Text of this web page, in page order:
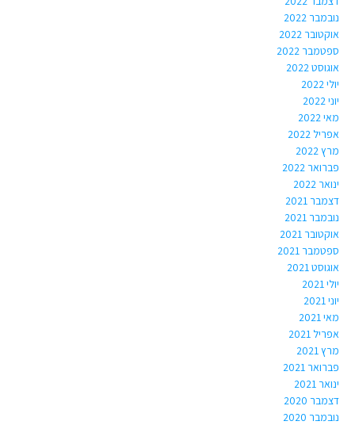
נובמבר 2022
אוקטובר 2022
ספטמבר 2022
אוגוסט 2022
יולי 2022
יוני 2022
מאי 2022
אפריל 2022
מרץ 2022
פברואר 2022
ינואר 2022
דצמבר 2021
נובמבר 2021
אוקטובר 2021
ספטמבר 2021
אוגוסט 2021
יולי 2021
יוני 2021
מאי 2021
אפריל 2021
מרץ 2021
פברואר 2021
ינואר 2021
דצמבר 2020
נובמבר 2020